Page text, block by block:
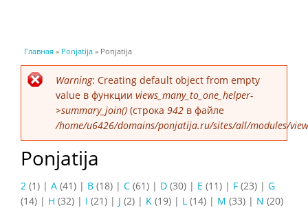
Вы здесь
Главная » Ponjatija » Ponjatija
Сообщение об ошибке
Warning: Creating default object from empty
value в функции views_many_to_one_helper-
>summary_join() (строка 942 в файле
/home/u6426/domains/ponjatija.ru/sites/all/modules/
Ponjatija
2 (1) | A (41) | B (18) | C (61) | D (30) | E (11) | F (23) | G
(14) | H (32) | I (21) | J (2) | K (19) | L (14) | M (33) | N (20)